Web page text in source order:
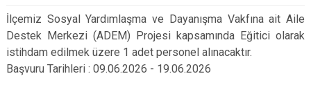
Darende
Doğanşehir
Doğanyol
Yazıhan
Yeşilyurt
İlçemiz Sosyal Yardımlaşma ve Dayanışma Vakfına ait Aile
Destek Merkezi (ADEM) Projesi kapsamında Eğitici olarak
istihdam edilmek üzere 1 adet personel alınacaktır.
Başvuru Tarihleri : 09.06.2026 - 19.06.2026